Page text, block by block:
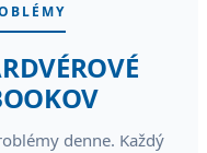
denne. Každý